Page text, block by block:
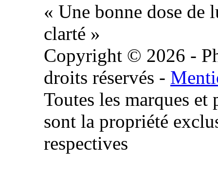
« Une bonne dose de
clarté »
Copyright © 2026 -
droits réservés -
Toutes les marques et
sont la propriété
respectives